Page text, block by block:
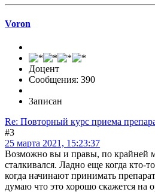
Voron
Доцент
Сообщения: 390
Записан
Re: Повторный курс приема
#3
25 марта 2021, 15:23:37
Возможно вы и правы, по крайней
сталкивался. Ладно еще когда кто-
когда начинают принимать
думаю что это хорошо скажется на